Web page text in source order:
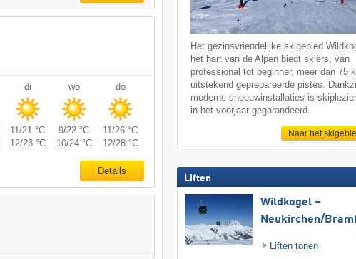
di wo do
11/21 °C 9/22 °C
11/26 °C
12/23 °C 10/24 °C 12/28 °C
Details
Het gezinsvriendelijke skigebied
het hart van de Alpen biedt skiërs, van
professional tot beginner, meer dan 75
uitstekend geprepareerde pistes.
moderne sneeuwinstallaties is
in het voorjaar gegarandeerd.
Naar het
Liften
Wildkogel –
Neukirchen/​
Liften tonen